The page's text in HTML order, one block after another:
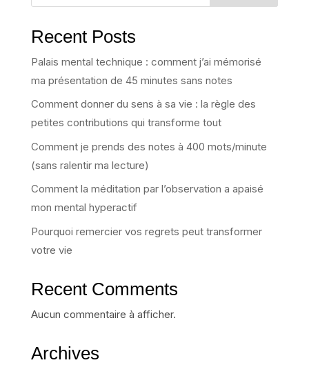
Recent Posts
Palais mental technique : comment j’ai mémorisé
ma présentation de 45 minutes sans notes
Comment donner du sens à sa vie : la règle des
petites contributions qui transforme tout
Comment je prends des notes à 400 mots/minute
(sans ralentir ma lecture)
Comment la méditation par l’observation a apaisé
mon mental hyperactif
Pourquoi remercier vos regrets peut transformer
votre vie
Recent Comments
Aucun commentaire à afficher.
Archives